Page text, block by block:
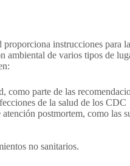
proporciona instrucciones para la
ambiental de varios tipos de
como parte de las
de la salud de los CDC
atención postmortem, como las
no sanitarios.